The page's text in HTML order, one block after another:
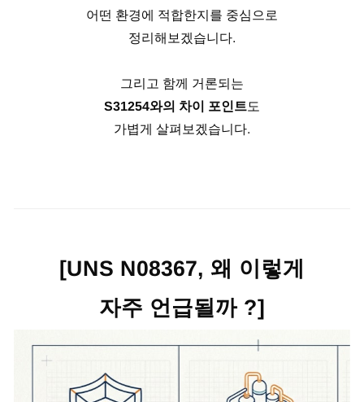
어떤 환경에 적합한지를 중심으로
정리해보겠습니다.
그리고 함께 거론되는
S31254와의 차이 포인트도
가볍게 살펴보겠습니다.
[UNS N08367, 왜 이렇게
자주 언급될까 ?]